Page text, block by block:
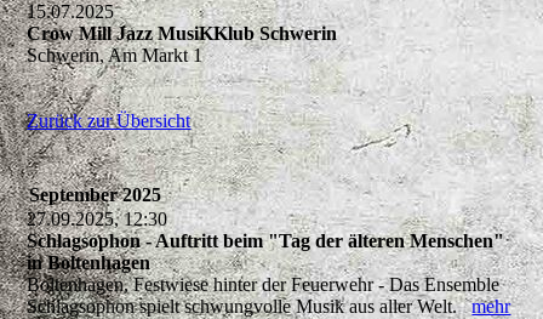
15.07.2025
Crow Mill Jazz MusiKKlub Schwerin
Schwerin, Am Markt 1
Zurück zur Übersicht
September 2025
27.09.2025, 12:30
Schlagsophon - Auftritt beim "Tag der älteren Menschen"
in Boltenhagen
Boltenhagen, Festwiese hinter der Feuerwehr - Das Ensemble
Schlagsophon spielt schwungvolle Musik aus aller Welt.mehr